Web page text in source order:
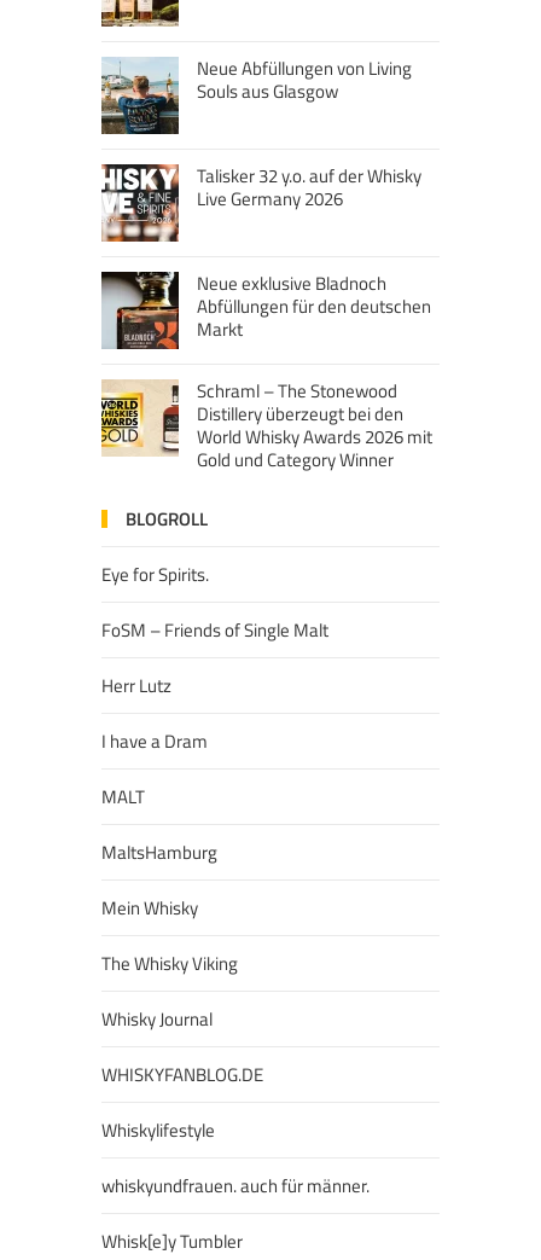
Neue Abfüllungen von Living
Souls aus Glasgow
Talisker 32 y.o. auf der Whisky
Live Germany 2026
Neue exklusive Bladnoch
Abfüllungen für den deutschen
Markt
Schraml – The Stonewood
Distillery überzeugt bei den
World Whisky Awards 2026 mit
Gold und Category Winner
BLOGROLL
Eye for Spirits.
FoSM – Friends of Single Malt
Herr Lutz
I have a Dram
MALT
MaltsHamburg
Mein Whisky
The Whisky Viking
Whisky Journal
WHISKYFANBLOG.DE
Whiskylifestyle
whiskyundfrauen. auch für männer.
Whisk[e]y Tumbler